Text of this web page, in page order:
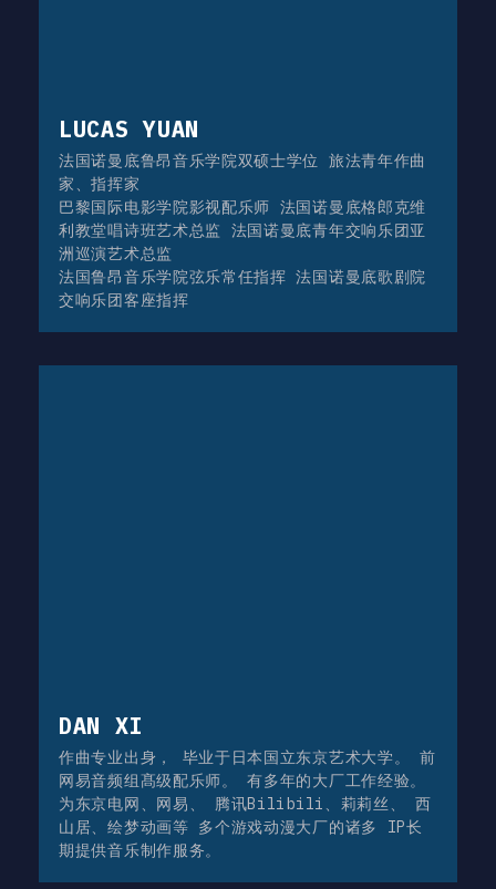
LUCAS YUAN
法国诺曼底鲁昂音乐学院双硕士学位 旅法青年作曲
家、指挥家
巴黎国际电影学院影视配乐师 法国诺曼底格郎克维
利教堂唱诗班艺术总监 法国诺曼底青年交响乐团亚
洲巡演艺术总监
法国鲁昂音乐学院弦乐常任指挥 法国诺曼底歌剧院
交响乐团客座指挥
DAN XI
作曲专业出身， 毕业于日本国立东京艺术大学。 前
网易音频组髙级配乐师。 有多年的大厂工作经验。
为东京电网、网易、 腾讯Bilibili、莉莉丝、 西
山居、绘梦动画等 多个游戏动漫大厂的诸多 IP长
期提供音乐制作服务。